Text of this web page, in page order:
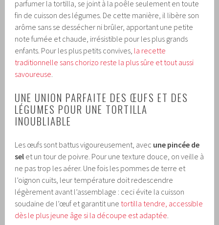
parfumer la tortilla, se joint à la poêle seulement en toute
fin de cuisson des légumes. De cette manière, il libère son
arôme sans se dessécher ni brûler, apportant une petite
note fumée et chaude, irrésistible pour les plus grands
enfants. Pour les plus petits convives, la recette
traditionnelle sans chorizo reste la plus sûre et tout aussi
savoureuse.
UNE UNION PARFAITE DES ŒUFS ET DES
LÉGUMES POUR UNE TORTILLA
INOUBLIABLE
Les œufs sont battus vigoureusement, avec une pincée de
sel et un tour de poivre. Pour une texture douce, on veille à
ne pas trop les aérer. Une fois les pommes de terre et
l’oignon cuits, leur température doit redescendre
légèrement avant l’assemblage : ceci évite la cuisson
soudaine de l’œuf et garantit une tortilla tendre, accessible
dès le plus jeune âge si la découpe est adaptée.